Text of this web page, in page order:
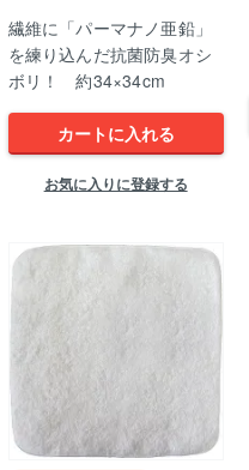
繊維に「パーマナノ亜鉛」
を練り込んだ抗菌防臭オシ
ボリ！ 約34×34cm
カートに入れる
お気に入りに登録する